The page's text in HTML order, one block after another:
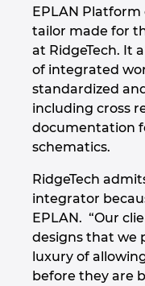
EPLAN
tailor made for
at RidgeTech. It
of integrated
standardized
including cross
documentation
schematics.
RidgeTech
integrator
EPLAN. “Our
designs that we
luxury of
before they are